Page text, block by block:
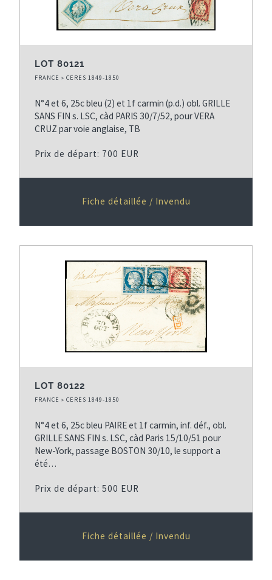
LOT 80121
FRANCE » CERES 1849-1850
N°4 et 6, 25c bleu (2) et 1f carmin (p.d.) obl. GRILLE
SANS FIN s. LSC, càd PARIS 30/7/52, pour VERA
CRUZ par voie anglaise, TB
Prix de départ: 700 EUR
Fiche détaillée / Invendu
LOT 80122
FRANCE » CERES 1849-1850
N°4 et 6, 25c bleu PAIRE et 1f carmin, inf. déf., obl.
GRILLE SANS FIN s. LSC, càd Paris 15/10/51 pour
New-York, passage BOSTON 30/10, le support a
été…
Prix de départ: 500 EUR
Fiche détaillée / Invendu